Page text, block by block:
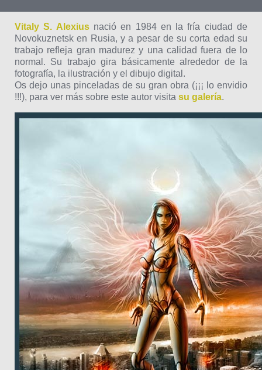
Vitaly S. Alexius nació en 1984 en la fría ciudad de
Novokuznetsk en Rusia, y a pesar de su corta edad su
trabajo refleja gran madurez y una calidad fuera de lo
normal. Su trabajo gira básicamente alrededor de la
fotografía, la ilustración y el dibujo digital.
Os dejo unas pinceladas de su gran obra (¡¡¡ lo envidio
!!!), para ver más sobre este autor visita su galería.